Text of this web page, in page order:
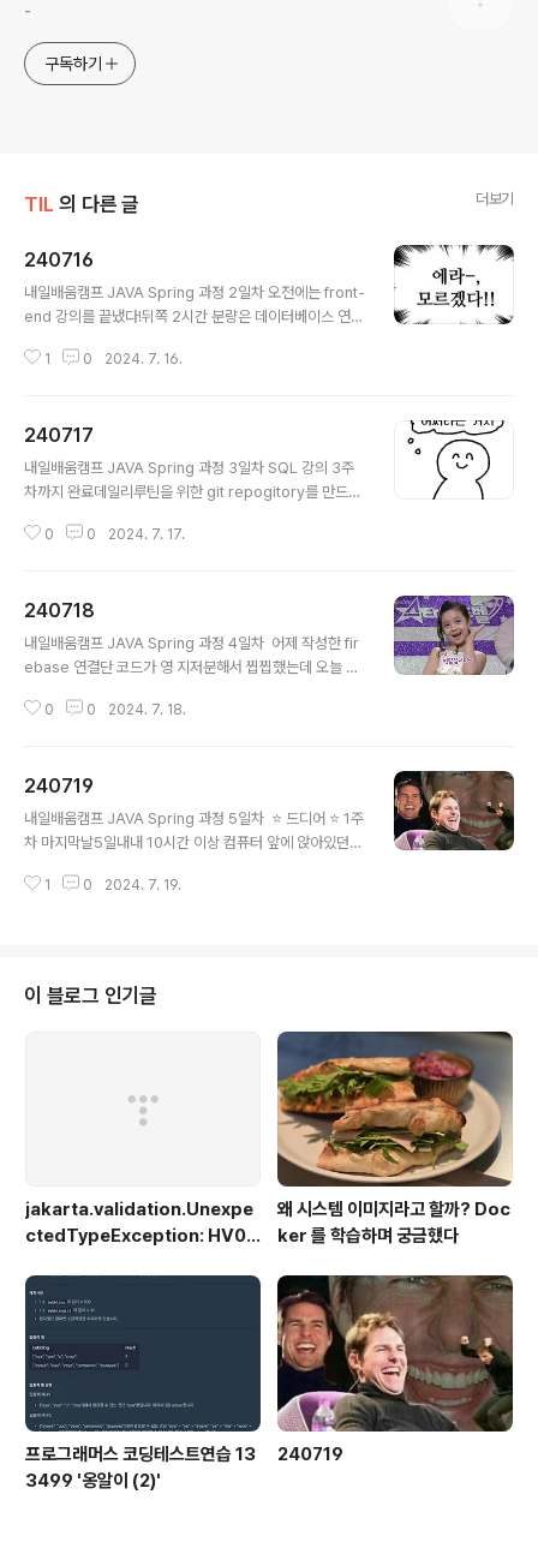
-
구독하기
TIL 의 다른 글 더보기
240716
내일배움캠프 JAVA Spring 과정 2일차 오전에는 front-
end 강의를 끝냈다!뒤쪽 2시간 분량은 데이터베이스 연결
강의였지만 꽉채운 웹페이지도 완성하고배포까지 하는 과
TIL을 써야하는지 어떤방법으로 써야하는지결론적으로는
취업을 위한 활동이고나의 목표도 동일하니 열심히 써보고
있다사실 어제 TIL도 오늘 썼지만 ;;우선은 일기방식으로
난이도가 크지는 않은데 팀원간 레벨의 차이가 있다보니일
1 0 2024. 7. 16.
240717
내일배움캠프 JAVA Spring 과정 3일차 SQL 강의 3주
차까지 완료데일리루틴을 위한 git repogitory를 만드는
은게 문제였고오늘은 빈프로젝트 clone이후에 init해야
진만 넣으면 완성이다오늘 합류한 마지막 팀원 정보까지
모두 적용했다우선은 각각 개인페이지를 html파일로 작성
해 완성했고다섯개 파일을 하나로 줄이기 위해 firebase
고민을 했는데(server 돌리는데만 하루는 걸릴것 같아
0 0 2024. 7. 17.
240718
내일배움캠프 JAVA Spring 과정 4일차 어제 작성한 fir
ebase 연결단 코드가 영 지저분해서 찝찝했는데 오늘 해
한 예제를 사용했는데우선 테이블 데이터를 모두 가져왔고
져오고 싶어서 튜터님과 ChatGPT의 도움을 받아 수정했
다query와 where을 사용해 필요한 row를 선별해서 가
져왔으나getDocs를 여전히 사용하기 때문에 forEach문
를 추가작성했다) 뭔가 이상한데?🤔생각해보니 어제 사
0 0 2024. 7. 18.
240719
내일배움캠프 JAVA Spring 과정 5일차 ⭐ 드디어 ⭐ 1주
차 마지막날5일내내 10시간 이상 컴퓨터 앞에 앉아있던
마다 알고리즘, SQL 문제 풀이, 웹강의, SQL강의, 미니프
언어의 IDE가 아닌 텍스트 에디터여서 다양한 언어를 지원
한다이번 과정에서는 HTML, CSS, JavaScript로 구성
된 웹페이지 프로젝트에서 사용했다어두운톤에 색 잘보이
는 theme 포기못해... ^^Java JDK 설치과정은 생략지금
찾아보니 웹버전도 있다 DBeaver데이터베이스 ..
1 0 2024. 7. 19.
이 블로그 인기글
jakarta.validation.Unexpe
ctedTypeException: HV00
e found for constraint 'jak
arta.validation.constraint
s.NotBlank' validating typ
e 'java.lang.Long'. Check c
onfiguration for error
왜 시스템 이미지라고 할까? Doc
ker 를 학습하며 궁금했다
프로그래머스 코딩테스트연습 13
3499 '옹알이 (2)'
240719